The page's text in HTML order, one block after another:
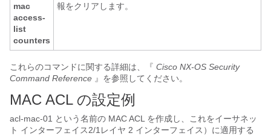
mac
access-
list
counters
報をクリアします。
これらのコマンドに関する詳細は、『 Cisco NX-OS Security
Command Reference 』を参照してください。
MAC ACL の設定例
acl-mac-01 という名前の MAC ACL を作成し、これをイーサネッ
ト インターフェイス2/1レイヤ 2 インターフェイス）に適用する